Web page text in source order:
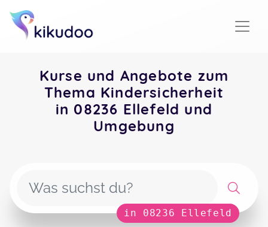
Kurse und Angebote zum
Thema Kindersicherheit
in 08236 Ellefeld und
Umgebung
in 08236 Ellefeld